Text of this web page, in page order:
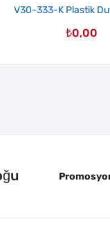
V30-333-K Plastik
₺0,00